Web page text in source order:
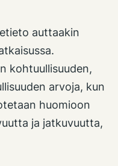
auttaakin
kohtuullisuuden,
arvoja, kun
huomioon
ja jatkuvuutta,